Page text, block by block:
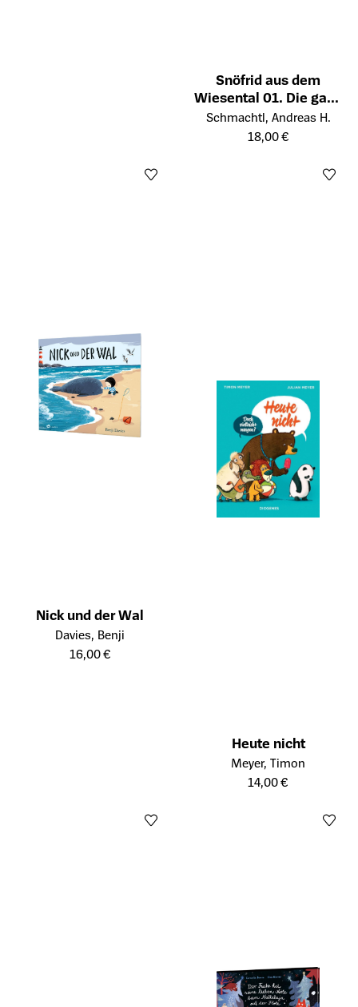
Snöfrid aus dem
Wiesental 01. Die ganz
und gar unglaubliche
Rettung von Nordland
Öffnet die Detailseite des
Schmachtl, Andreas H.
18,00 €
Nick und der Wal
Öffnet die Detailseite des Produkts
Davies, Benji
16,00 €
Heute nicht
Öffnet die Detailseite des
Meyer, Timon
14,00 €